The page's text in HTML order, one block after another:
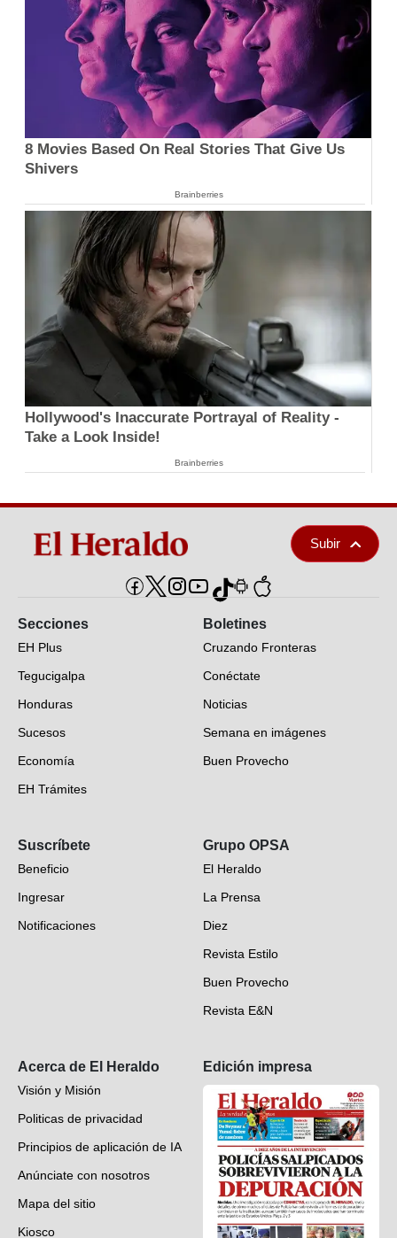
8 Movies Based On Real Stories That Give Us
Shivers
Brainberries
Hollywood's Inaccurate Portrayal of Reality -
Take a Look Inside!
Brainberries
Subir
Secciones
EH Plus
Tegucigalpa
Honduras
Sucesos
Economía
EH Trámites
EH Verifica
Fotogalerías
Deportes
Videos
Boletines
Cruzando Fronteras
Conéctate
Noticias
Semana en imágenes
Buen Provecho
Suscríbete
Beneficio
Ingresar
Notificaciones
Grupo OPSA
El Heraldo
La Prensa
Diez
Revista Estilo
Buen Provecho
Revista E&N
Acerca de El Heraldo
Visión y Misión
Politicas de privacidad
Principios de aplicación de IA
Anúnciate con nosotros
Mapa del sitio
Kiosco
Edición impresa